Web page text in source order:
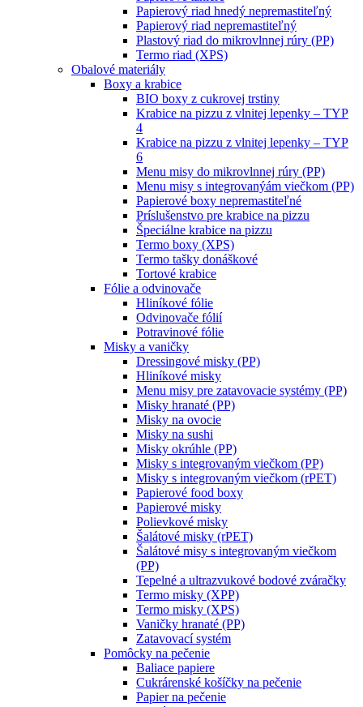
Papierový riad hnedý nepremastiteľný
Papierový riad nepremastiteľný
Plastový riad do mikrovlnnej rúry (PP)
Termo riad (XPS)
Obalové materiály
Boxy a krabice
BIO boxy z cukrovej trstiny
Krabice na pizzu z vlnitej lepenky – TYP
4
Krabice na pizzu z vlnitej lepenky – TYP
6
Menu misy do mikrovlnnej rúry (PP)
Menu misy s integrovanýám viečkom (PP)
Papierové boxy nepremastiteľné
Príslušenstvo pre krabice na pizzu
Špeciálne krabice na pizzu
Termo boxy (XPS)
Termo tašky donáškové
Tortové krabice
Fólie a odvinovače
Hliníkové fólie
Odvinovače fólií
Potravinové fólie
Misky a vaničky
Dressingové misky (PP)
Hliníkové misky
Menu misy pre zatavovacie systémy (PP)
Misky hranaté (PP)
Misky na ovocie
Misky na sushi
Misky okrúhle (PP)
Misky s integrovaným viečkom (PP)
Misky s integrovaným viečkom (rPET)
Papierové food boxy
Papierové misky
Polievkové misky
Šalátové misky (rPET)
Šalátové misy s integrovaným viečkom
(PP)
Tepelné a ultrazvukové bodové zváračky
Termo misky (XPP)
Termo misky (XPS)
Vaničky hranaté (PP)
Zatavovací systém
Pomôcky na pečenie
Baliace papiere
Cukrárenské košíčky na pečenie
Papier na pečenie